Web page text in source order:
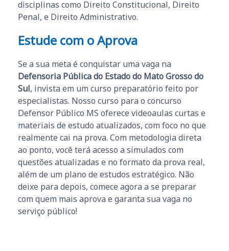
disciplinas como Direito Constitucional, Direito
Penal, e Direito Administrativo.
Estude com o Aprova
Se a sua meta é conquistar uma vaga na
Defensoria Pública do Estado do Mato Grosso do
Sul, invista em um curso preparatório feito por
especialistas. Nosso curso para o concurso
Defensor Público MS oferece videoaulas curtas e
materiais de estudo atualizados, com foco no que
realmente cai na prova. Com metodologia direta
ao ponto, você terá acesso a simulados com
questões atualizadas e no formato da prova real,
além de um plano de estudos estratégico. Não
deixe para depois, comece agora a se preparar
com quem mais aprova e garanta sua vaga no
serviço público!